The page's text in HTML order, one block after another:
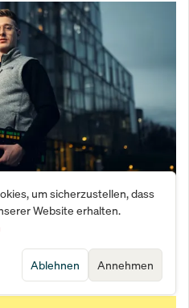
transformiert – und
jetzt seine letzten Plätze
um sicherzustellen, dass
Website erhalten.
Annehmen
Ablehnen